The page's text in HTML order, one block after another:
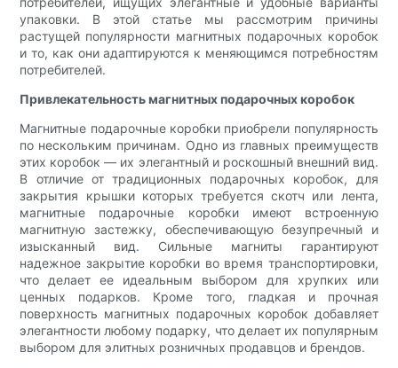
упаковки. В этой статье мы рассмотрим причины
растущей популярности магнитных подарочных коробок
и то, как они адаптируются к меняющимся потребностям
потребителей.
Привлекательность магнитных подарочных коробок
Магнитные подарочные коробки приобрели популярность
по нескольким причинам. Одно из главных преимуществ
этих коробок — их элегантный и роскошный внешний вид.
В отличие от традиционных подарочных коробок, для
закрытия крышки которых требуется скотч или лента,
магнитные подарочные коробки имеют встроенную
магнитную застежку, обеспечивающую безупречный и
изысканный вид. Сильные магниты гарантируют
надежное закрытие коробки во время транспортировки,
что делает ее идеальным выбором для хрупких или
ценных подарков. Кроме того, гладкая и прочная
поверхность магнитных подарочных коробок добавляет
элегантности любому подарку, что делает их популярным
выбором для элитных розничных продавцов и брендов.